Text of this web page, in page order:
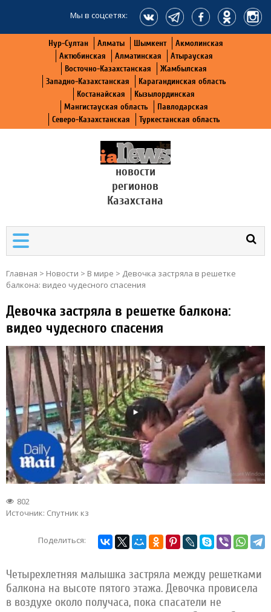
Мы в соцсетях:
Нур-Султан Алматы Шымкент
Акмолинская
Актюбинская
Алматинская
Атырауская
Восточно-Казахстанская
Жамбылская
Западно-Казахстанская
Карагандинская область
Костанайская
Кызылординская
Мангистауская область
Павлодарская
Северо-Казахстанская
Туркестанская область
новости
регионов
Казахстана
Главная > Новости > В мире > Девочка застряла в решетке
балкона: видео чудесного спасения
Девочка застряла в решетке балкона:
видео чудесного спасения
802
Источник: Спутник кз
Поделиться:
Четырехлетняя малышка застряла между решетками
балкона на высоте пятого этажа. Девочка провисела
в воздухе около получаса, пока спасатели не